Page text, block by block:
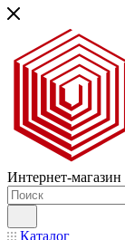
Интернет-магазин
Каталог